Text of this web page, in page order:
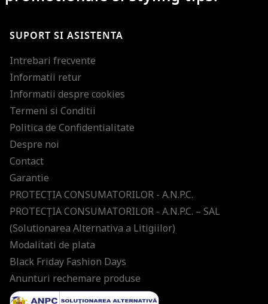
SUPORT SI ASISTENTA
Intrebari frecvente
Informatii retur
Informatii despre cookies
Termeni si Conditii
Politica de Confidentialitate
Despre noi
Contact
Garantie
PROTECŢIA CONSUMATORILOR - A.N.P.C.
PROTECŢIA CONSUMATORILOR - A.N.P.C. – SAL
(Solutionarea Alternativa a Litigiilor)
Modalitati de plata
Black Friday Fashion Days
Anunturi rechemare produse